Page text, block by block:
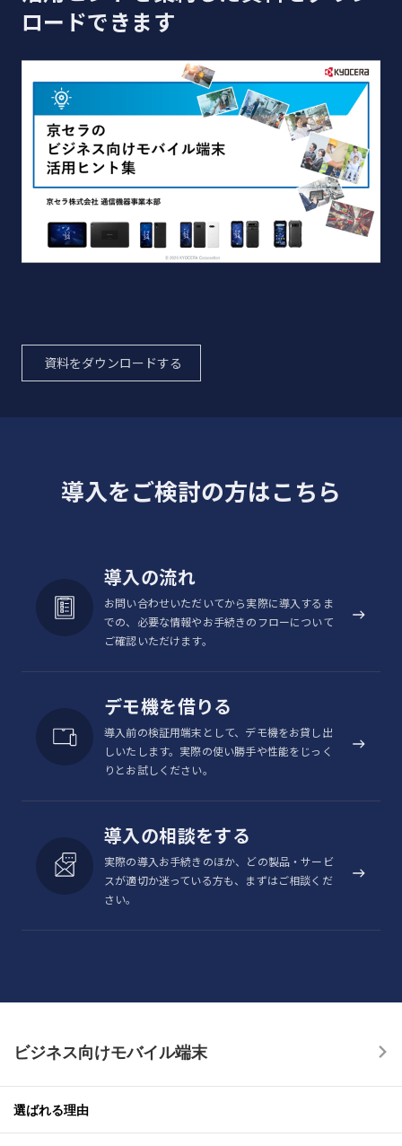
ロードできます
資料をダウンロードする
導入をご検討の方はこちら
導入の流れ
お問い合わせいただいてから実際に導入するま
での、必要な情報やお手続きのフローについて
ご確認いただけます。
デモ機を借りる
導入前の検証用端末として、デモ機をお貸し出
しいたします。実際の使い勝手や性能をじっく
りとお試しください。
導入の相談をする
実際の導入お手続きのほか、どの製品・サービ
スが適切か迷っている方も、まずはご相談くだ
さい。
ビジネス向けモバイル端末
選ばれる理由